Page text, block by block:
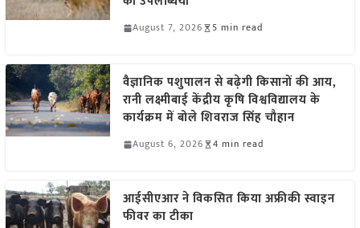
August 7, 2026 5 min read
वैज्ञानिक पशुपालन से बढ़ेगी किसानों की आय,
रानी लक्ष्मीबाई केंद्रीय कृषि विश्वविद्यालय के
कार्यक्रम में बोले शिवराज सिंह चौहान
August 6, 2026 4 min read
आईसीएआर ने विकसित किया अफ्रीकी स्वाइन
फीवर का टीका